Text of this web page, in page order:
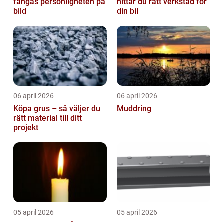
bild
din bil
06 april 2026
Köpa grus – så väljer du
rätt material till ditt
projekt
06 april 2026
Muddring
05 april 2026 05 april 2026